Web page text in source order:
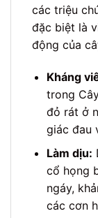
các triệu
đặc biệt là
động của
Kháng
trong
đỏ rát ở
giác đau
Làm dịu:
cổ họng
ngáy,
các cơn